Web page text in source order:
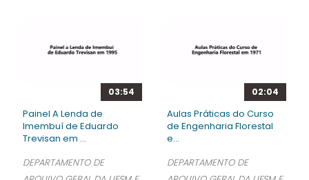
03:54
Painel A Lenda de
Imembuí de Eduardo
Trevisan em ...
DEPARTAMENTO DE
02:04
Aulas Práticas do Curso
de Engenharia Florestal
e...
DEPARTAMENTO DE